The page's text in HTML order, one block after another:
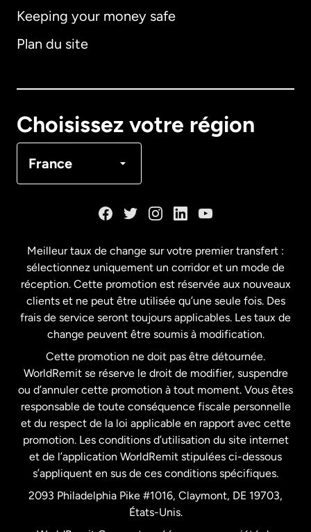
Keeping your money safe
Plan du site
Choisissez votre région
France
Allemagne
Français
États-Unis English
États-Unis Español
France
Malaisie
Nouvelle-Zélande
Pays-Bas
Meilleur taux de change sur votre premier transfert :
sélectionnez uniquement un corridor et un mode de
réception. Cette promotion est réservée aux nouveaux
clients et ne peut être utilisée qu’une seule fois. Des
frais de service seront toujours applicables. Les taux de
change peuvent être soumis à modification.
Cette promotion ne doit pas être détournée.
WorldRemit se réserve le droit de modifier, suspendre
ou d’annuler cette promotion à tout moment. Vous êtes
responsable de toute conséquence fiscale personnelle
et du respect de la loi applicable en rapport avec cette
promotion. Les conditions d’utilisation du site internet
et de l’application WorldRemit stipulées ci-dessous
s’appliquent en sus de ces conditions spécifiques.
2093 Philadelphia Pike #1016, Claymont, DE 19703,
États-Unis.